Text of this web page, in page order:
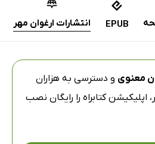
EPUB انتشارات ارغوان مهر
معنوی و دسترسی به هزاران
اپلیکیشن کتابراه را رایگان نصب